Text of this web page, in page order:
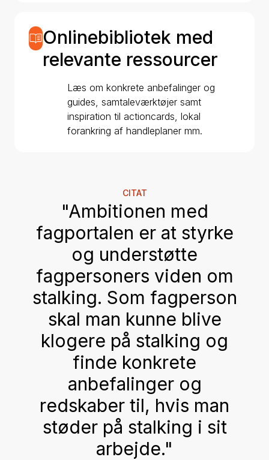
Onlinebibliotek med
relevante ressourcer
Læs om konkrete anbefalinger og
guides, samtaleværktøjer samt
inspiration til actioncards, lokal
forankring af handleplaner mm.
CITAT
"Ambitionen med
fagportalen er at styrke
og understøtte
fagpersoners viden om
stalking. Som fagperson
skal man kunne blive
klogere på stalking og
finde konkrete
anbefalinger og
redskaber til, hvis man
støder på stalking i sit
arbejde."